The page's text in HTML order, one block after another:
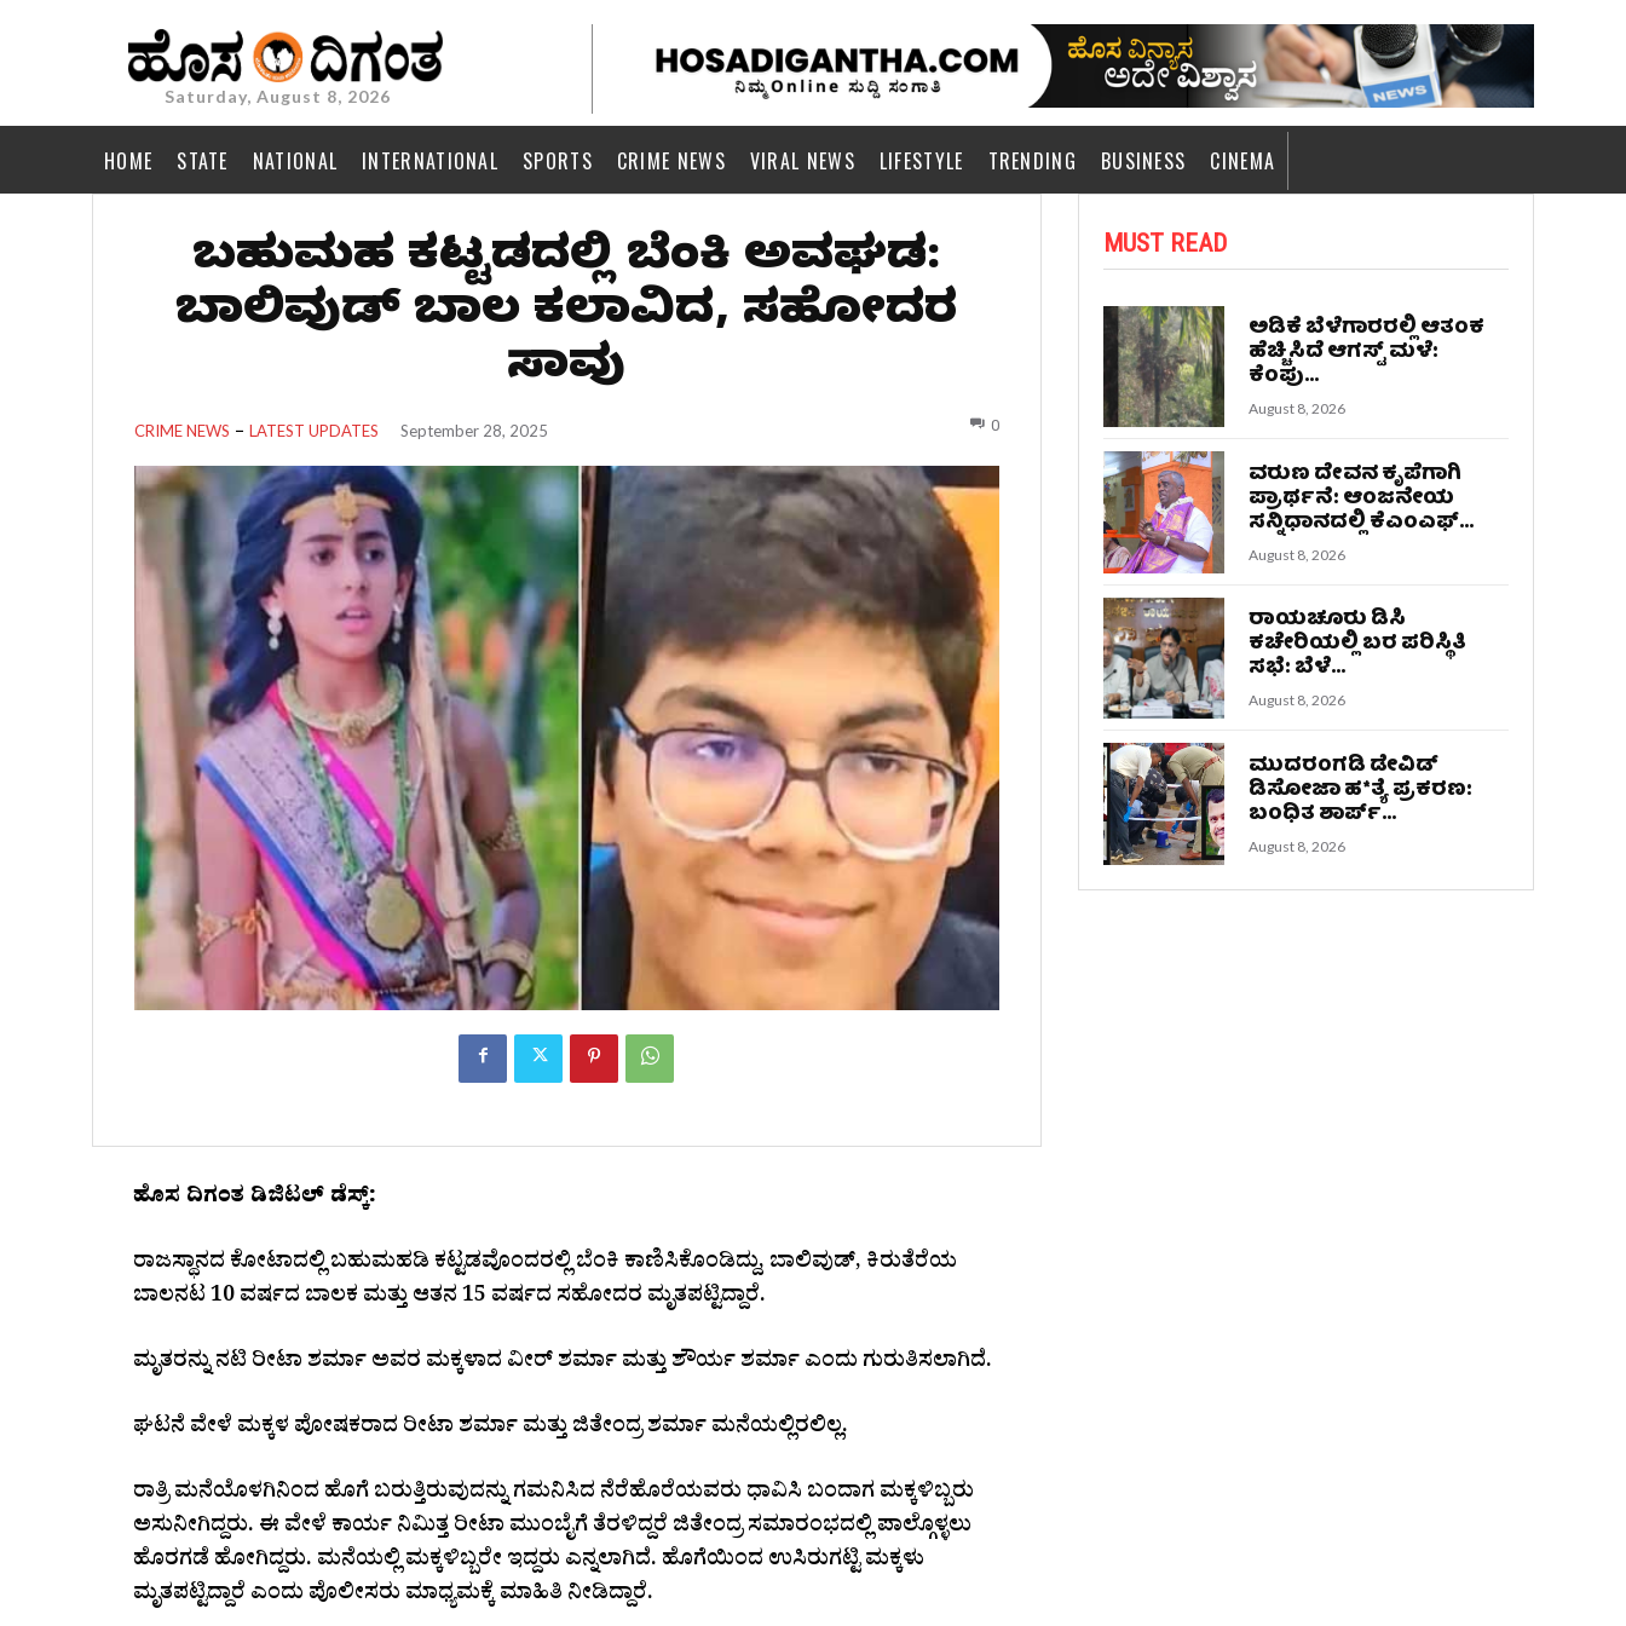
Saturday, August 8, 2026
HOME STATE NATIONAL INTERNATIONAL SPORTS CRIME NEWS VIRAL NEWS LIFESTYLE TRENDING BUSINESS CINEMA
ಬಹುಮಹಡಿ ಕಟ್ಟಡದಲ್ಲಿ ಬೆಂಕಿ ಅವಘಡ:
ಬಾಲಿವುಡ್‌ ಬಾಲ ಕಲಾವಿದ, ಸಹೋದರ
ಸಾವು
CRIME NEWS LATEST UPDATES September 28, 2025 0
ಹೊಸ ದಿಗಂತ ಡಿಜಿಟಲ್ ಡೆಸ್ಕ್:
ರಾಜಸ್ಥಾನದ ಕೋಟಾದಲ್ಲಿ ಬಹುಮಹಡಿ ಕಟ್ಟಡವೊಂದರಲ್ಲಿ ಬೆಂಕಿ ಕಾಣಿಸಿಕೊಂಡಿದ್ದು, ಬಾಲಿವುಡ್‌, ಕಿರುತೆರೆಯ
ಬಾಲನಟ 10 ವರ್ಷದ ಬಾಲಕ ಮತ್ತು ಆತನ 15 ವರ್ಷದ ಸಹೋದರ ಮೃತಪಟ್ಟಿದ್ದಾರೆ.
ಮೃತರನ್ನು ನಟಿ ರೀಟಾ ಶರ್ಮಾ ಅವರ ಮಕ್ಕಳಾದ ವೀರ್‌ ಶರ್ಮಾ ಮತ್ತು ಶೌರ್ಯ ಶರ್ಮಾ ಎಂದು ಗುರುತಿಸಲಾಗಿದೆ.
ಘಟನೆ ವೇಳೆ ಮಕ್ಕಳ ಪೋಷಕರಾದ ರೀಟಾ ಶರ್ಮಾ ಮತ್ತು ಜಿತೇಂದ್ರ ಶರ್ಮಾ ಮನೆಯಲ್ಲಿರಲಿಲ್ಲ.
ರಾತ್ರಿ ಮನೆಯೊಳಗಿನಿಂದ ಹೊಗೆ ಬರುತ್ತಿರುವುದನ್ನು ಗಮನಿಸಿದ ನೆರೆಹೊರೆಯವರು ಧಾವಿಸಿ ಬಂದಾಗ ಮಕ್ಕಳಿಬ್ಬರು
ಅಸುನೀಗಿದ್ದರು. ಈ ವೇಳೆ ಕಾರ್ಯ ನಿಮಿತ್ತ ರೀಟಾ ಮುಂಬೈಗೆ ತೆರಳಿದ್ದರೆ ಜಿತೇಂದ್ರ ಸಮಾರಂಭದಲ್ಲಿ ಪಾಲ್ಗೊಳ್ಳಲು
ಹೊರಗಡೆ ಹೋಗಿದ್ದರು. ಮನೆಯಲ್ಲಿ ಮಕ್ಕಳಿಬ್ಬರೇ ಇದ್ದರು ಎನ್ನಲಾಗಿದೆ. ಹೊಗೆಯಿಂದ ಉಸಿರುಗಟ್ಟಿ ಮಕ್ಕಳು
ಮೃತಪಟ್ಟಿದ್ದಾರೆ ಎಂದು ಪೊಲೀಸರು ಮಾಧ್ಯಮಕ್ಕೆ ಮಾಹಿತಿ ನೀಡಿದ್ದಾರೆ.
MUST READ
ಅಡಿಕೆ ಬೆಳೆಗಾರರಲ್ಲಿ ಆತಂಕ
ಹೆಚ್ಚಿಸಿದೆ ಆಗಸ್ಟ್ ಮಳೆ:
ಕೆಂಪು...
August 8, 2026
ವರುಣ ದೇವನ ಕೃಪೆಗಾಗಿ
ಪ್ರಾರ್ಥನೆ: ಆಂಜನೇಯ
ಸನ್ನಿಧಾನದಲ್ಲಿ ಕೆಎಂಎಫ್...
August 8, 2026
ರಾಯಚೂರು ಡಿಸಿ
ಕಚೇರಿಯಲ್ಲಿ ಬರ ಪರಿಸ್ಥಿತಿ
ಸಭೆ: ಬೆಳೆ...
August 8, 2026
ಮುದರಂಗಡಿ ಡೇವಿಡ್
ಡಿಸೋಜಾ ಹ*ತ್ಯೆ ಪ್ರಕರಣ:
ಬಂಧಿತ ಶಾರ್ಪ್...
August 8, 2026